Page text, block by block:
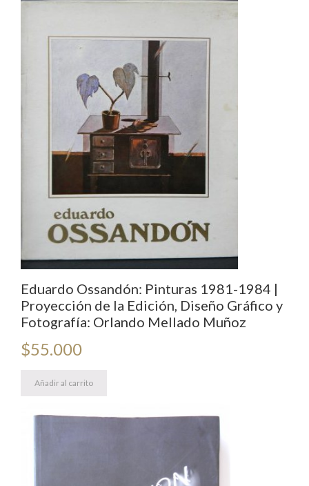
Eduardo Ossandón: Pinturas 1981-1984 |
Proyección de la Edición, Diseño Gráfico y
Fotografía: Orlando Mellado Muñoz
$55.000
Añadir al carrito